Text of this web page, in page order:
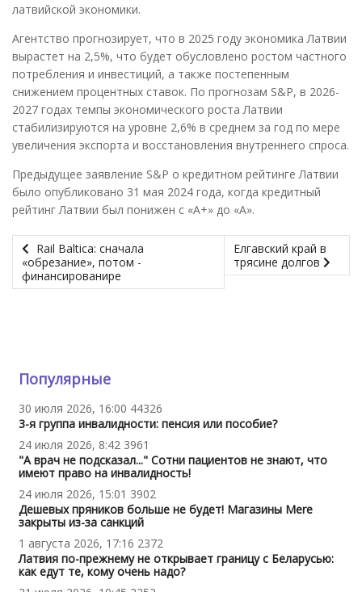
латвийской экономики.
Агентство прогнозирует, что в 2025 году экономика Латвии
вырастет на 2,5%, что будет обусловлено ростом частного
потребления и инвестиций, а также постепенным
снижением процентных ставок. По прогнозам S&P, в 2026-
2027 годах темпы экономического роста Латвии
стабилизируются на уровне 2,6% в среднем за год по мере
увеличения экспорта и восстановления внутреннего спроса.
Предыдущее заявление S&Р о кредитном рейтинге Латвии
было опубликовано 31 мая 2024 года, когда кредитный
рейтинг Латвии был понижен с «A+» до «A».
Rail Baltica: сначала
«обрезание», потом -
финансированире
Елгавский край в
трясине долгов
Популярные
30 июля 2026, 16:00 44326
3-я группа инвалидности: пенсия или пособие?
24 июля 2026, 8:42 3961
"А врач не подсказал..." Сотни пациентов не знают, что
имеют право на инвалидность!
24 июля 2026, 15:01 3902
Дешевых пряников больше не будет! Магазины Mere
закрыты из-за санкций
1 августа 2026, 17:16 2372
Латвия по-прежнему не открывает границу с Беларусью:
как едут те, кому очень надо?